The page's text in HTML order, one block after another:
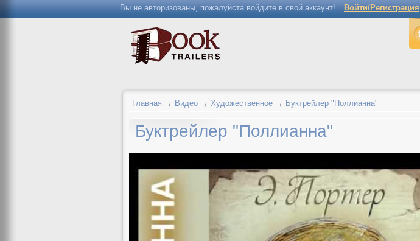
Вы не авторизованы, пожалуйста войдите в свой аккаунт! Войти/Регистрация
Главная → Видео → Художественное → Буктрейлер "Поллианна"
Буктрейлер "Поллианна"